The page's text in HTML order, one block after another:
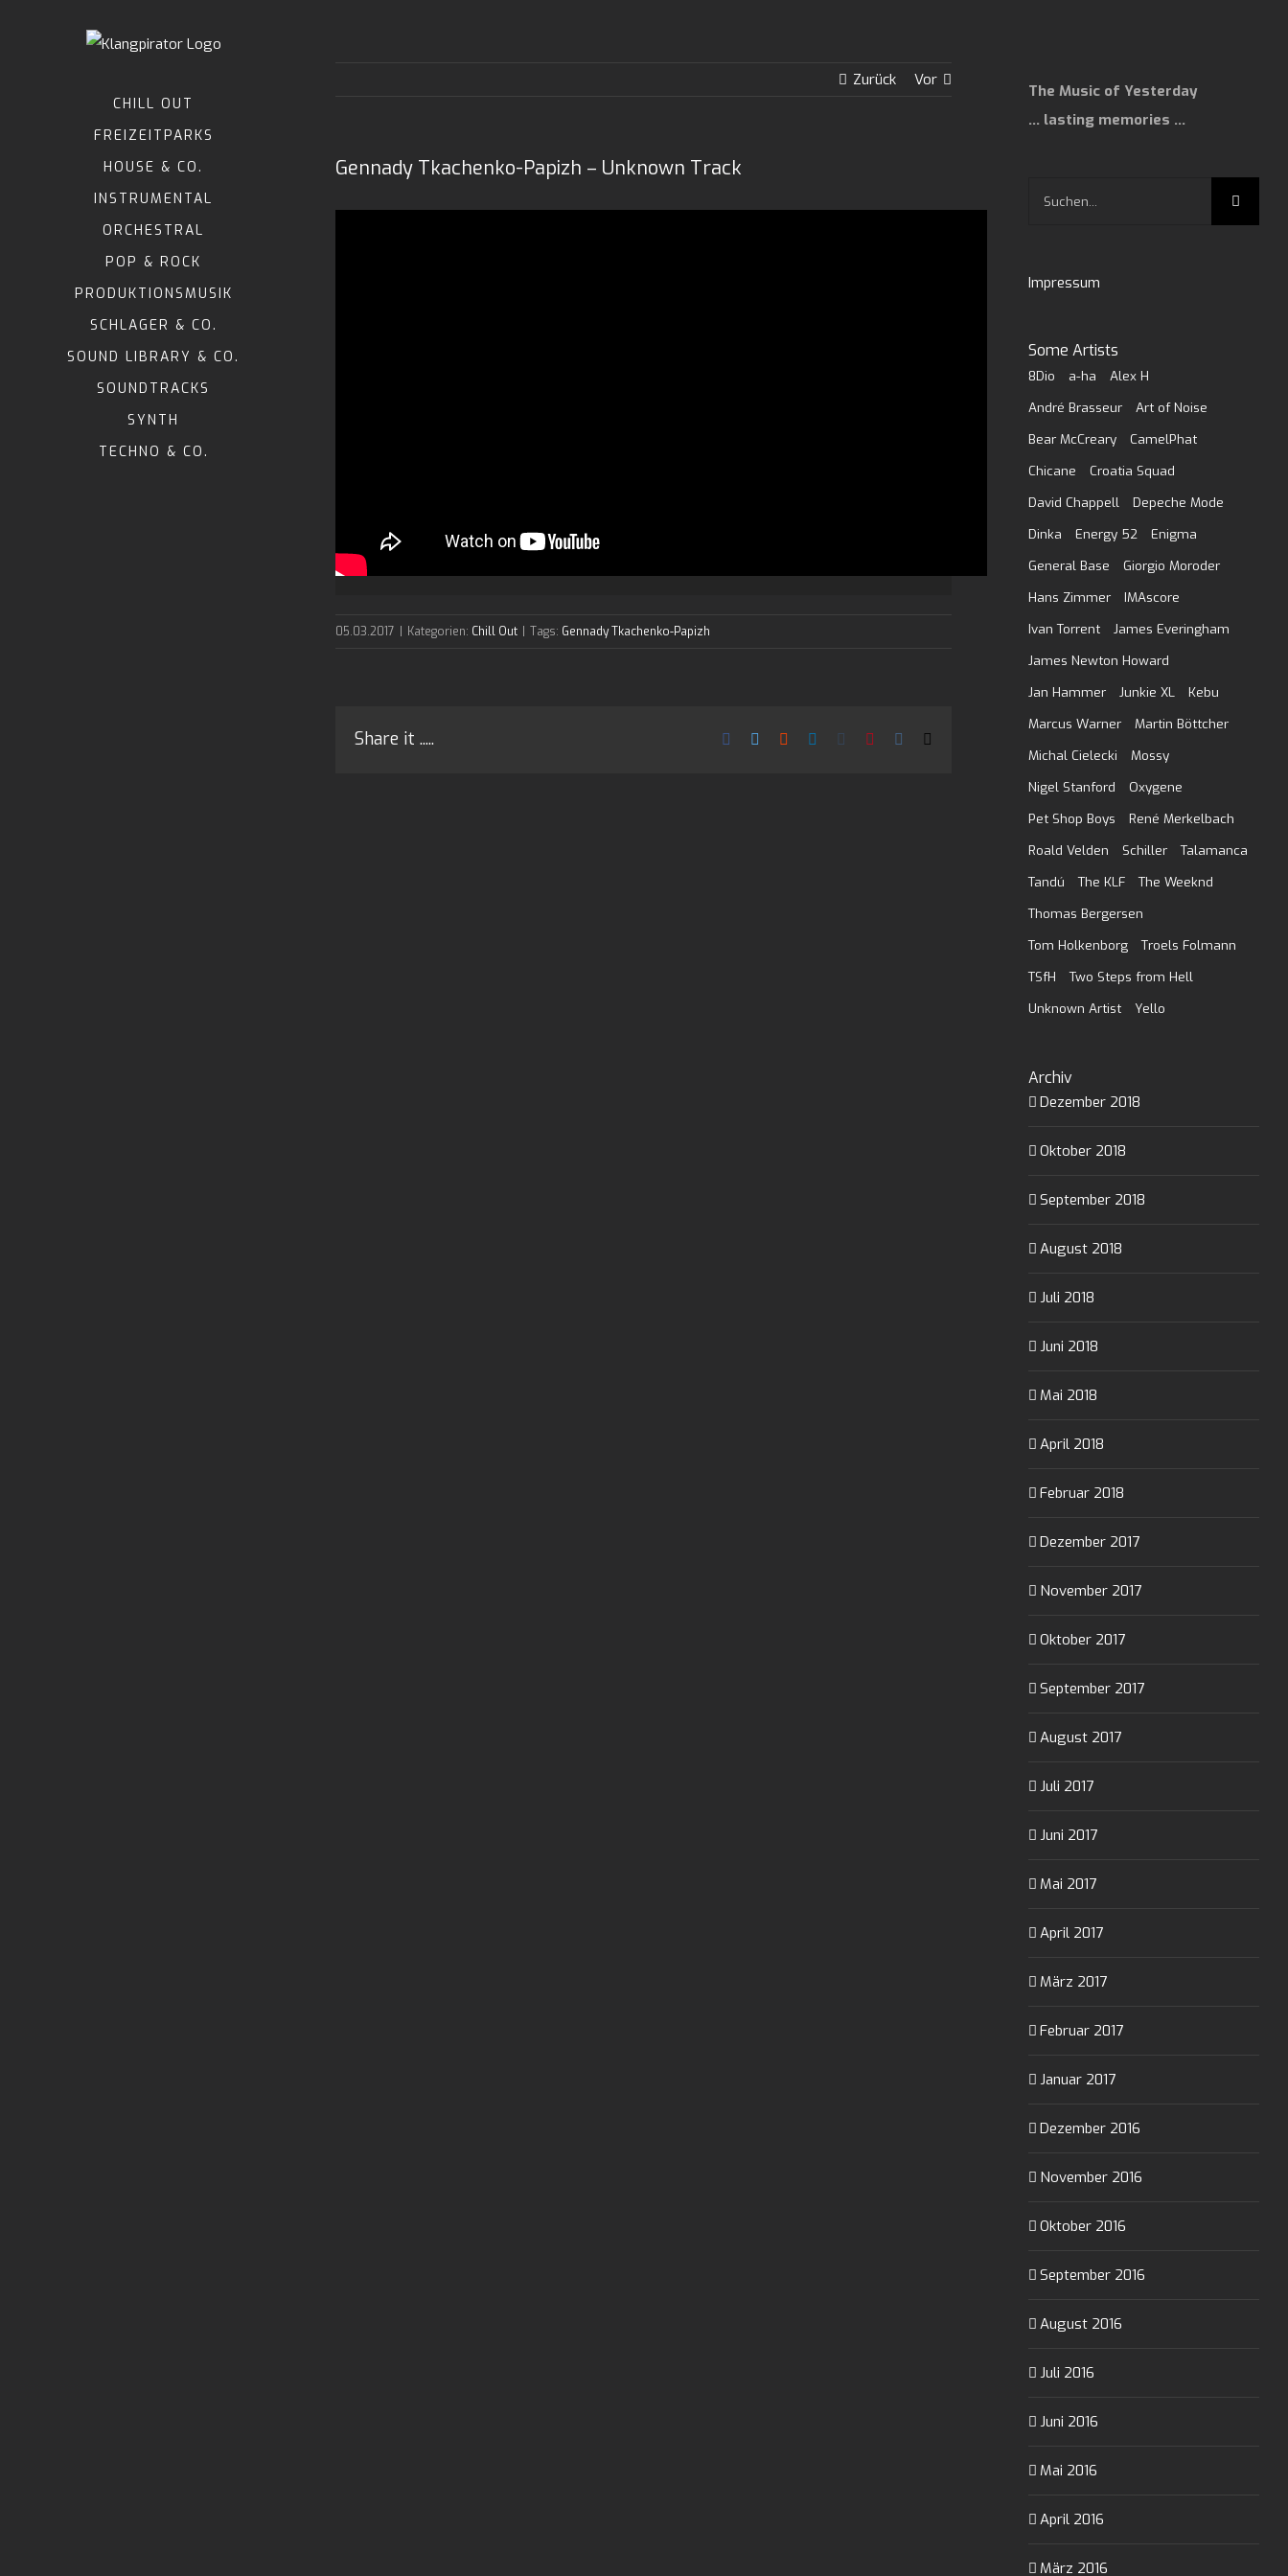
CHILL OUT
FREIZEITPARKS
HOUSE & CO.
INSTRUMENTAL
ORCHESTRAL
POP & ROCK
PRODUKTIONSMUSIK
SCHLAGER & CO.
SOUND LIBRARY & CO.
SOUNDTRACKS
SYNTH
TECHNO & CO.
Zurück Vor
Gennady Tkachenko-Papizh – Unknown Track
05.03.2017 Kategorien: Chill Out Tags: Gennady Tkachenko-Papizh
Share it ..... Facebook
TwitterReddit LinkedIn
TumblrPinterest
The Music of Yesterday
… lasting memories …
Impressum
Some Artists
8Dio a-ha
Alex H
André Brasseur
Art of Noise
Bear McCreary
CamelPhat
Chicane
Croatia Squad
David Chappell
Depeche Mode
Dinka
Energy 52
Enigma
General Base
Giorgio Moroder
Hans Zimmer
IMAscore
Ivan Torrent
James Everingham
James Newton Howard
Jan Hammer
Junkie XL
Kebu
Marcus Warner
Martin Böttcher
Michal Cielecki
Mossy
Nigel Stanford
Oxygene
Pet Shop Boys
René Merkelbach
Roald Velden
Schiller
Talamanca
Tandú
The KLF
The Weeknd
Thomas Bergersen
Tom Holkenborg
Troels Folmann
TSfH
Two Steps from Hell
Unknown Artist
Yello
Archiv
Dezember 2018
Oktober 2018
September 2018
August 2018
Juli 2018
Juni 2018
Mai 2018
April 2018
Februar 2018
Dezember 2017
November 2017
Oktober 2017
September 2017
August 2017
Juli 2017
Juni 2017
Mai 2017
April 2017
März 2017
Februar 2017
Januar 2017
Dezember 2016
November 2016
Oktober 2016
September 2016
August 2016
Juli 2016
Juni 2016
Mai 2016
April 2016
März 2016